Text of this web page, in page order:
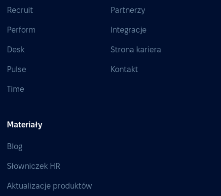
Recruit
Perform
Desk
Pulse
Time
Partnerzy
Integracje
Strona kariera
Kontakt
Materiały
Blog
Słowniczek HR
Aktualizacje produktów